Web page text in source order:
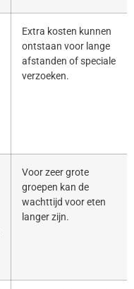
Extra kosten kunnen
ontstaan voor lange
afstanden of speciale
verzoeken.
Voor zeer grote
groepen kan de
wachttijd voor eten
langer zijn.